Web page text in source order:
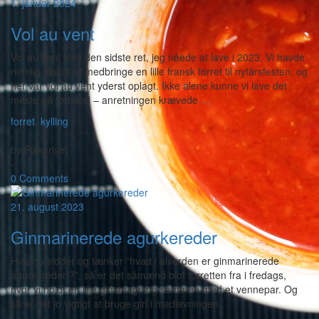
1. januar 2024
Vol au vent
Vol au vent blev den sidste ret, jeg nåede at lave i 2023. Vi havde
nemlig tilbudt at medbringe en lille fransk forret til nytårsfesten, og
her var vol au vent yderst oplagt. Ikke alene kunne vi lave det
meste på forhånd – anretningen krævede …
forret kylling
-
by Piskeriset
-
0 Comments
21. august 2023
Ginmarinerede agurkereder
Hvis du sidder og tænker “hvad i alverden er ginmarinerede
agurkereder!?”, så er det såmænd blot forretten fra i fredags,
hvor vi holdt en lille ginsmagning sammen med et vennepar. Og
så er det jo vigtigt at bruge gin i madlavningen.